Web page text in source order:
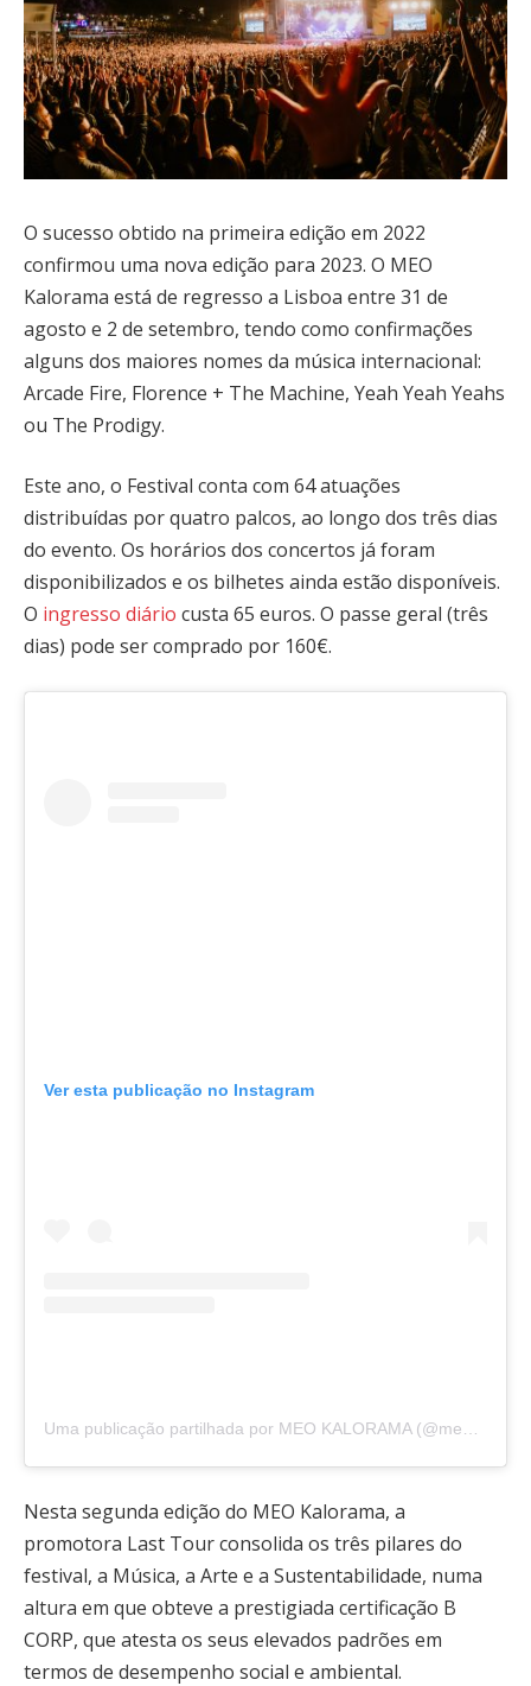
O sucesso obtido na primeira edição em 2022
confirmou uma nova edição para 2023. O MEO
Kalorama está de regresso a Lisboa entre 31 de
agosto e 2 de setembro, tendo como confirmações
alguns dos maiores nomes da música internacional:
Arcade Fire, Florence + The Machine, Yeah Yeah Yeahs
ou The Prodigy.
Este ano, o Festival conta com 64 atuações
distribuídas por quatro palcos, ao longo dos três dias
do evento. Os horários dos concertos já foram
disponibilizados e os bilhetes ainda estão disponíveis.
O ingresso diário custa 65 euros. O passe geral (três
dias) pode ser comprado por 160€.
Ver esta publicação no Instagram
Nesta segunda edição do MEO Kalorama, a
promotora Last Tour consolida os três pilares do
festival, a Música, a Arte e a Sustentabilidade, numa
altura em que obteve a prestigiada certificação B
CORP, que atesta os seus elevados padrões em
termos de desempenho social e ambiental.